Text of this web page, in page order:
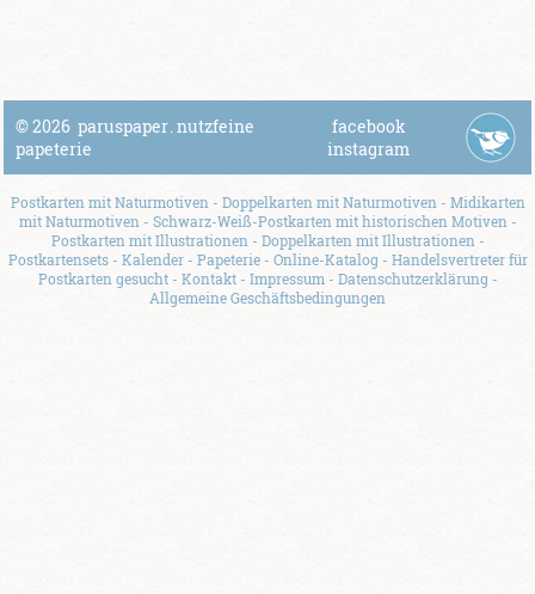
© 2026 paruspaper.nutzfeine
papeterie
facebook
instagram
Postkarten mit Naturmotiven- Doppelkarten mit Naturmotiven- Midikarten
mit Naturmotiven- Schwarz-Weiß-Postkarten mit historischen Motiven-
Postkarten mit Illustrationen- Doppelkarten mit Illustrationen-
Postkartensets- Kalender- Papeterie- Online-Katalog - Handelsvertreter für
Postkarten gesucht- Kontakt- Impressum- Datenschutzerklärung -
Allgemeine Geschäftsbedingungen